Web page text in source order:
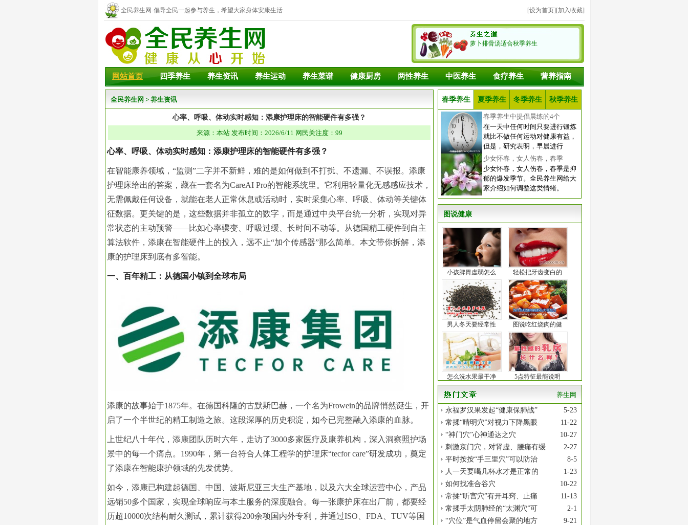
全民养生网-倡导全民一起参与养生，希望大家身体安康生活
幸福！
[设为首页][加入收藏]
萝卜排骨汤适合秋季养生
网站首页 四季养生 养生资讯 养生运动 养生菜谱 健康厨房 两性养生 中医养生 食疗养生 营养指南
全民养生网 > 养生资讯
心率、呼吸、体动实时感知：添康护理床的智能硬件有多强？
来源：本站 发布时间：2026/6/11 网民关注度：99
心率、呼吸、体动实时感知：添康护理床的智能硬件有多强？
在智能康养领域，“监测”二字并不新鲜，难的是如何做到不打扰、不遗漏、不误报。添康
护理床给出的答案，藏在一套名为CareAI Pro的智能系统里。它利用轻量化无感感应技术，
无需佩戴任何设备，就能在老人正常休息或活动时，实时采集心率、呼吸、体动等关键体
征数据。更关键的是，这些数据并非孤立的数字，而是通过中央平台统一分析，实现对异
常状态的主动预警——比如心率骤变、呼吸过缓、长时间不动等。从德国精工硬件到自主
算法软件，添康在智能硬件上的投入，远不止“加个传感器”那么简单。本文带你拆解，添
康的护理床到底有多智能。
一、百年精工：从德国小镇到全球布局
添康的故事始于1875年。在德国科隆的古默斯巴赫，一个名为Frowein的品牌悄然诞生，开
启了一个半世纪的精工制造之旅。这段深厚的历史积淀，如今已完整融入添康的血脉。
上世纪八十年代，添康团队历时六年，走访了3000多家医疗及康养机构，深入洞察照护场
景中的每一个痛点。1990年，第一台符合人体工程学的护理床“tecfor care”研发成功，奠定
了添康在智能康护领域的先发优势。
如今，添康已构建起德国、中国、波斯尼亚三大生产基地，以及六大全球运营中心，产品
远销50多个国家，实现全球响应与本土服务的深度融合。每一张康护床在出厂前，都要经
历超10000次结构耐久测试，累计获得200余项国内外专利，并通过ISO、FDA、TUV等国
春季养生 夏季养生 冬季养生 秋季养生
春季养生中提倡晨练的4个
在一天中任何时间只要进行锻炼
就比不做任何运动对健康有益，
但是，研究表明，早晨进行
少女怀春，女人伤春，春季
少女怀春，女人伤春，春季是抑
郁的爆发季节。全民养生网给大
家介绍如何调整这类情绪。
图说健康
小孩脾胃虚弱怎么 轻松把牙齿变白的
男人冬天要经常性 图说吃红烧肉的健
怎么洗水果最干净 5点特征最能说明
养生网
5-23
永福罗汉果发起“健康保肺战”
11-22
常揉“晴明穴”对视力下降黑眼
10-27
“神门穴”心神通达之穴
2-27
刺激京门穴，对肾虚、腰痛有缓
8-5
平时按按“手三里穴”可以防治
1-23
人一天要喝几杯水才是正常的
10-22
如何找准合谷穴
11-13
常揉“听宫穴”有开耳窍、止痛
2-1
常揉手太阴肺经的“太渊穴”可
9-21
“穴位”是气血停留会聚的地方